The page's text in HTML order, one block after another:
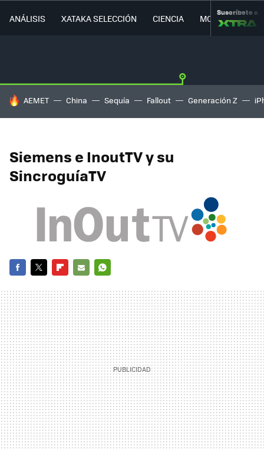
ANÁLISIS XATAKA SELECCIÓN CIENCIA MOVILIDAD
Suscríbete a
HOY SE HABLA DE
AEMET China Sequía Fallout Generación Z
Siemens e InoutTV y su
SincroguíaTV
MAIL